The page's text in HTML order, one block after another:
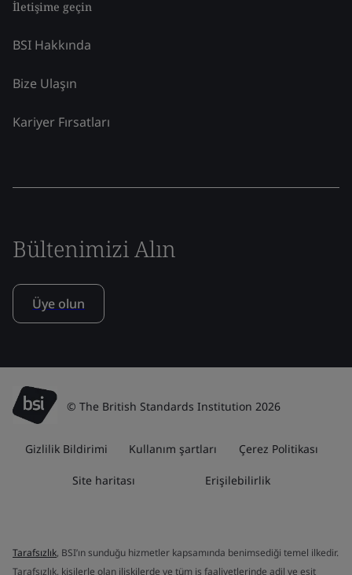
İletişime geçin
BSI Hakkında
Bize Ulaşın
Kariyer Fırsatları
Bültenimizi Alın
Üye olun
© The British Standards Institution 2026
Gizlilik Bildirimi Kullanım şartları Çerez Politikası
Site haritası Erişilebilirlik
Tarafsızlık, BSI’ın sunduğu hizmetler kapsamında benimsediği temel ilkedir.
Tarafsızlık, kişilerle olan ilişkilerde ve tüm iş faaliyetlerinde adil ve eşit